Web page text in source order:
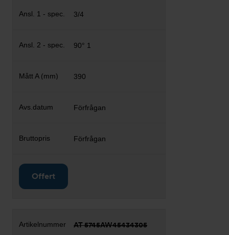
3/4
90° 1
390
Förfrågan
Förfrågan
Offert
AT 5745AW45434305